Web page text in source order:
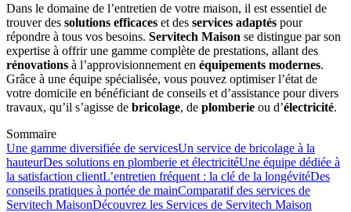
Dans le domaine de l’entretien de votre maison, il est essentiel de
trouver des solutions efficaces et des services adaptés pour
répondre à tous vos besoins. Servitech Maison se distingue par son
expertise à offrir une gamme complète de prestations, allant des
rénovations à l’approvisionnement en équipements modernes.
Grâce à une équipe spécialisée, vous pouvez optimiser l’état de
votre domicile en bénéficiant de conseils et d’assistance pour divers
travaux, qu’il s’agisse de bricolage, de plomberie ou d’électricité.
Sommaire
Une gamme diversifiée de servicesUn service de bricolage à la
hauteurDes solutions en plomberie et électricitéUne équipe dédiée à
la satisfaction clientL’entretien fréquent : la clé de la longévitéDes
conseils pratiques à portée de mainComparatif des services de
Servitech MaisonDécouvrez les Services de Servitech Maison